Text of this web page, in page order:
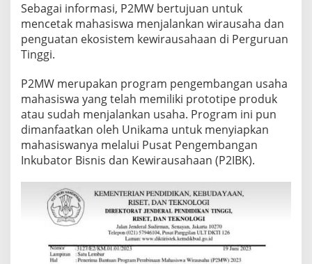
Sebagai informasi, P2MW bertujuan untuk
mencetak mahasiswa menjalankan wirausaha dan
penguatan ekosistem kewirausahaan di Perguruan
Tinggi.
P2MW merupakan program pengembangan usaha
mahasiswa yang telah memiliki prototipe produk
atau sudah menjalankan usaha. Program ini pun
dimanfaatkan oleh Unikama untuk menyiapkan
mahasiswanya melalui Pusat Pengembangan
Inkubator Bisnis dan Kewirausahaan (P2IBK).